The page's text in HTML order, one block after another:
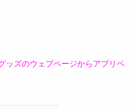
ッズのウェブページからアプリペ